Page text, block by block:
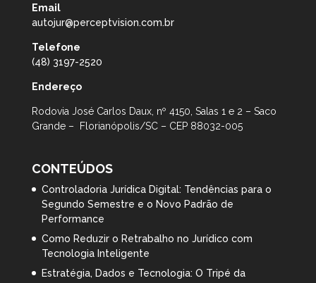
Email
autojur@perceptvision.com.br
Telefone
(48) 3197-2520
Endereço
Rodovia José Carlos Daux, nº 4150, Salas 1 e 2 – Saco
Grande – Florianópolis/SC – CEP 88032-005
CONTEÚDOS
Controladoria Jurídica Digital: Tendências para o
Segundo Semestre e o Novo Padrão de
Performance
Como Reduzir o Retrabalho no Jurídico com
Tecnologia Inteligente
Estratégia, Dados e Tecnologia: O Tripé da